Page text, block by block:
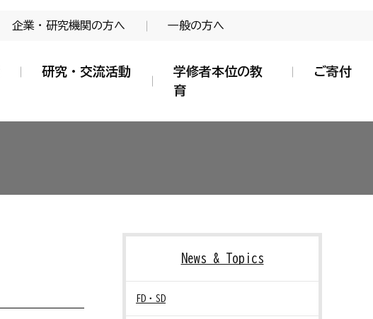
企業・研究機関の方へ 一般の方へ
研究・交流活動
学修者本位の教
育
ご寄付
News & Topics
FD・SD